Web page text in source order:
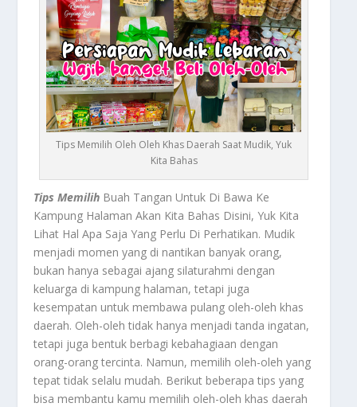
Tips Memilih Oleh Oleh Khas Daerah Saat Mudik, Yuk
Kita Bahas
Tips Memilih Buah Tangan Untuk Di Bawa Ke
Kampung Halaman Akan Kita Bahas Disini, Yuk Kita
Lihat Hal Apa Saja Yang Perlu Di Perhatikan. Mudik
menjadi momen yang di nantikan banyak orang,
bukan hanya sebagai ajang silaturahmi dengan
keluarga di kampung halaman, tetapi juga
kesempatan untuk membawa pulang oleh-oleh khas
daerah. Oleh-oleh tidak hanya menjadi tanda ingatan,
tetapi juga bentuk berbagi kebahagiaan dengan
orang-orang tercinta. Namun, memilih oleh-oleh yang
tepat tidak selalu mudah. Berikut beberapa tips yang
bisa membantu kamu memilih oleh-oleh khas daerah